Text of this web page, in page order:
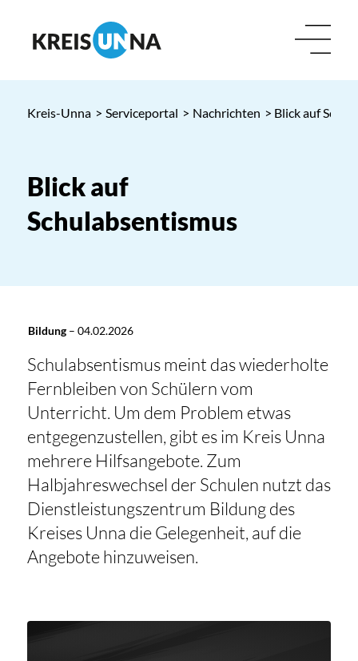
Kreis-Unna > Serviceportal > Nachrichten > Blick auf
Blick auf
Schulabsentismus
Bildung– 04.02.2026
Schulabsentismus meint das wiederholte
Fernbleiben von Schülern vom
Unterricht. Um dem Problem etwas
entgegenzustellen, gibt es im Kreis Unna
mehrere Hilfsangebote. Zum
Halbjahreswechsel der Schulen nutzt das
Dienstleistungszentrum Bildung des
Kreises Unna die Gelegenheit, auf die
Angebote hinzuweisen.